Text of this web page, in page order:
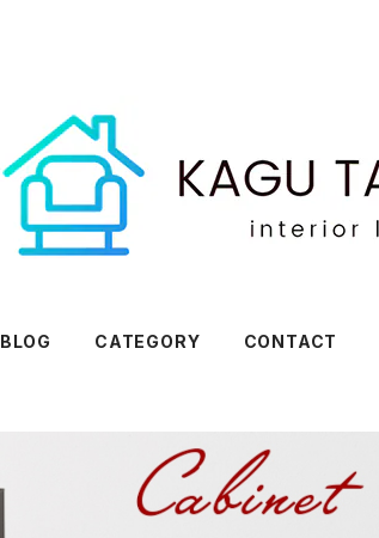
BLOG CATEGORY CONTACT